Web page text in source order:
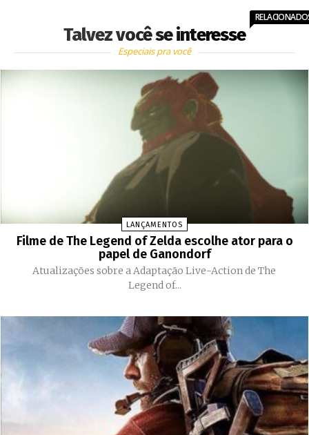
Talvez você se interesse
Especiais pra você
LANÇAMENTOS
Filme de The Legend of Zelda escolhe ator para o
papel de Ganondorf
Atualizações sobre a Adaptação Live-Action de The
Legend of...